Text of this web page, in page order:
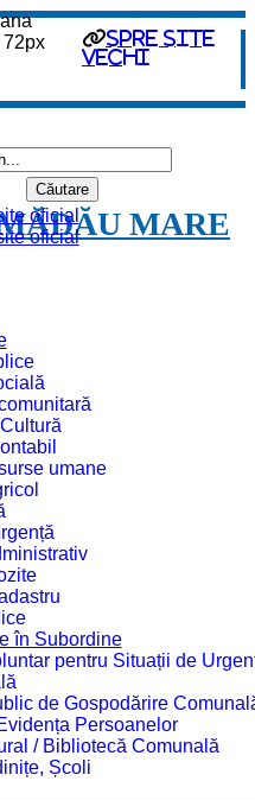
spre site
vechi
MARE
umane
în Subordine
pentru Situații de
de Gospodărire
Persoanelor
/ Bibliotecă Comunală
Școli